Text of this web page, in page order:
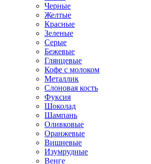
Черные
Желтые
Красные
Зеленые
Серые
Бежевые
Глянцевые
Кофе с молоком
Металлик
Слоновая кость
Фуксия
Шоколад
Шампань
Оливковые
Оранжевые
Вишневые
Изумрудные
Венге